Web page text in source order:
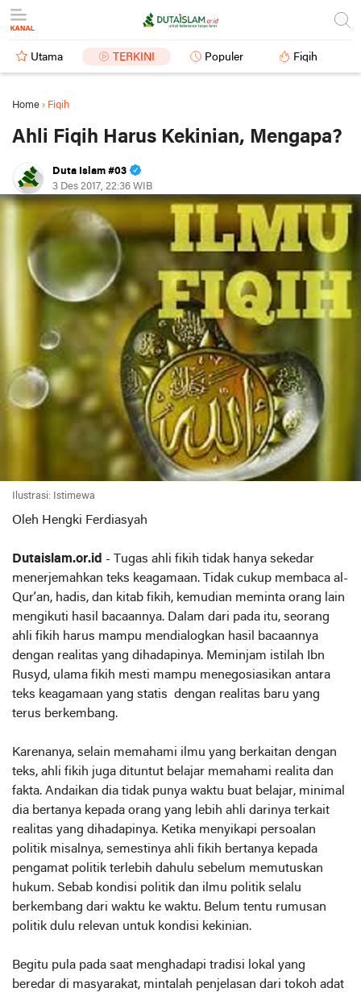
Utama TERKINI Populer Fiqih
Home › Fiqih
Ahli Fiqih Harus Kekinian, Mengapa?
Duta Islam #03
3 Des 2017, 22:36 WIB
Ilustrasi: Istimewa
Oleh Hengki Ferdiasyah
Dutaislam.or.id - Tugas ahli fikih tidak hanya sekedar
menerjemahkan teks keagamaan. Tidak cukup membaca al-
Qur’an, hadis, dan kitab fikih, kemudian meminta orang lain
mengikuti hasil bacaannya. Dalam dari pada itu, seorang
ahli fikih harus mampu mendialogkan hasil bacaannya
dengan realitas yang dihadapinya. Meminjam istilah Ibn
Rusyd, ulama fikih mesti mampu menegosiasikan antara
teks keagamaan yang statis dengan realitas baru yang
terus berkembang.
Karenanya, selain memahami ilmu yang berkaitan dengan
teks, ahli fikih juga dituntut belajar memahami realita dan
fakta. Andaikan dia tidak punya waktu buat belajar, minimal
dia bertanya kepada orang yang lebih ahli darinya terkait
realitas yang dihadapinya. Ketika menyikapi persoalan
politik misalnya, semestinya ahli fikih bertanya kepada
pengamat politik terlebih dahulu sebelum memutuskan
hukum. Sebab kondisi politik dan ilmu politik selalu
berkembang dari waktu ke waktu. Belum tentu rumusan
politik dulu relevan untuk kondisi kekinian.
Begitu pula pada saat menghadapi tradisi lokal yang
beredar di masyarakat, mintalah penjelasan dari tokoh adat